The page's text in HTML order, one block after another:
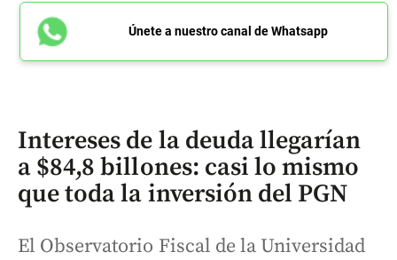
Únete a nuestro canal de Whatsapp
Intereses de la deuda llegarían
a $84,8 billones: casi lo mismo
que toda la inversión del PGN
El Observatorio Fiscal de la Universidad